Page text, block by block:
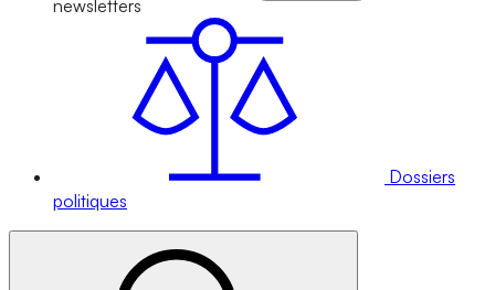
newsletters
Dossiers
politiques